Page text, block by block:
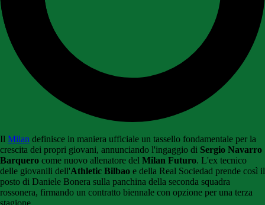
Il Milan definisce in maniera ufficiale un tassello fondamentale per la
crescita dei propri giovani, annunciando l'ingaggio di Sergio Navarro
Barquero come nuovo allenatore del Milan Futuro. L'ex tecnico
delle giovanili dell'Athletic Bilbao e della Real Sociedad prende così il
posto di Daniele Bonera sulla panchina della seconda squadra
rossonera, firmando un contratto biennale con opzione per una terza